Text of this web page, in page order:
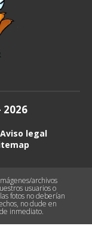
2026
Aviso legal
archivos
usuarios o
fotos no deberían
no dude en
inmediato.